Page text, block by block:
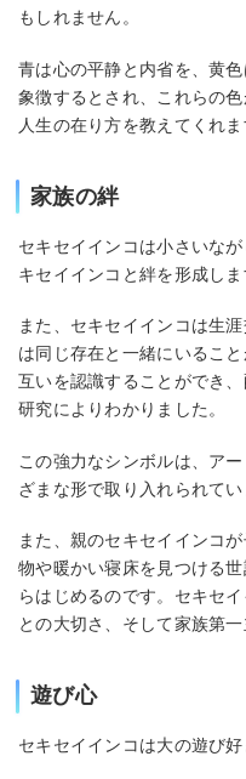
もしれません。
青は心の平静と内省を、黄
象徴するとされ、これらの
人生の在り方を教えてくれま
家族の絆
セキセイインコは小さいな
キセイインコと絆を形成しま
また、セキセイインコは生
は同じ存在と一緒にいるこ
互いを認識することができ
研究によりわかりました。
この強力なシンボルは、ア
ざまな形で取り入れられてい
また、親のセキセイインコ
物や暖かい寝床を見つける
らはじめるのです。セキセ
との大切さ、そして家族第一
遊び心
セキセイインコは大の遊び好